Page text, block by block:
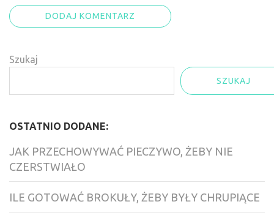
Szukaj
SZUKAJ
OSTATNIO DODANE:
JAK PRZECHOWYWAĆ PIECZYWO, ŻEBY NIE
CZERSTWIAŁO
ILE GOTOWAĆ BROKUŁY, ŻEBY BYŁY CHRUPIĄCE